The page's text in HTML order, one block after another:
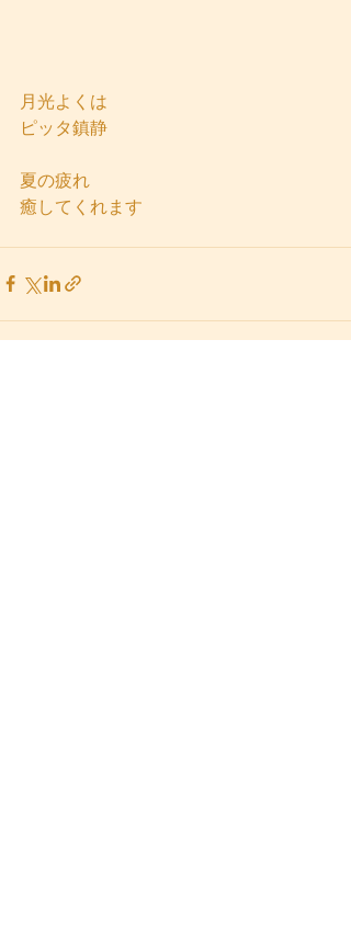
月光よくは
ピッタ鎮静
夏の疲れ
癒してくれます